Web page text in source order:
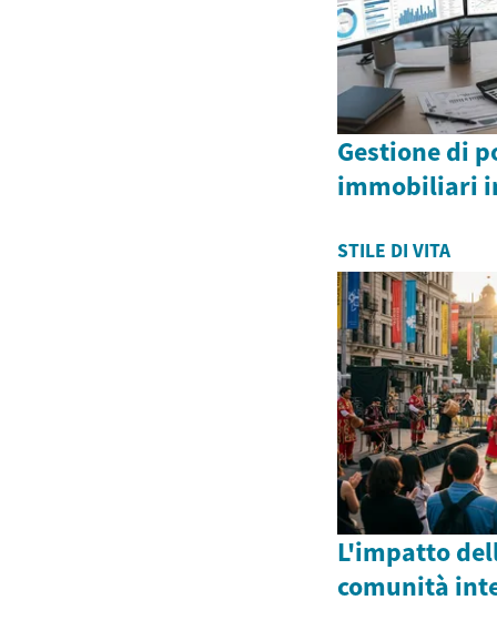
Gestione di
immobiliari
STILE DI VITA
L'impatto
comunità